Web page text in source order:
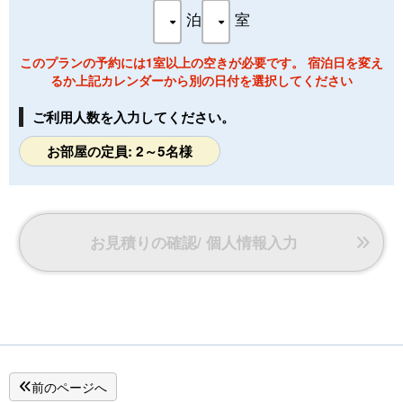
泊
室
このプランの予約には1室以上の空きが必要です。 宿泊日を変え
るか上記カレンダーから別の日付を選択してください
ご利用人数を入力してください。
お部屋の定員: 2～5名様
お見積りの確認/ 個人情報入力
前のページへ